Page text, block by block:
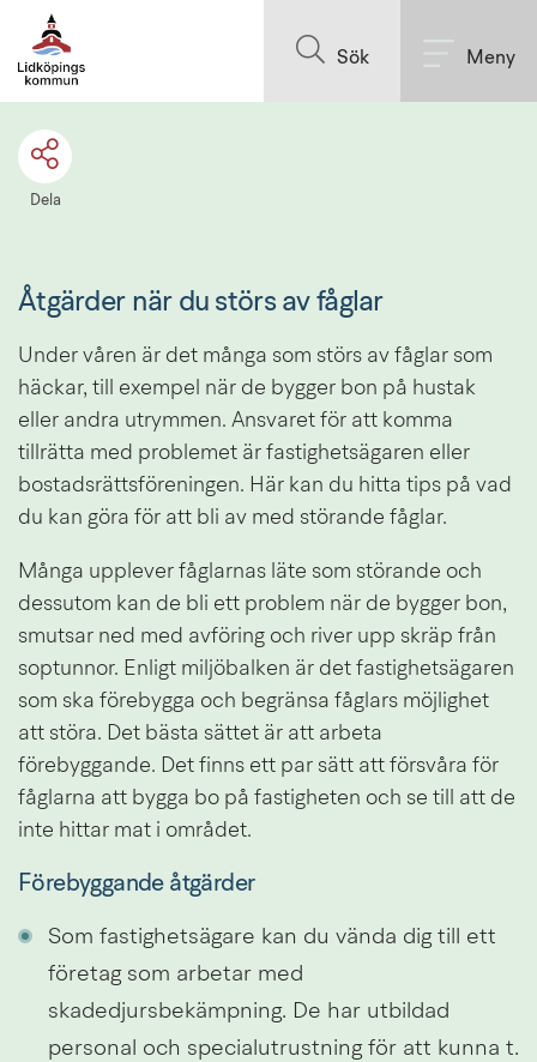
Sök Meny
Dela
Åtgärder när du störs av fåglar
Under våren är det många som störs av fåglar som
häckar, till exempel när de bygger bon på hustak
eller andra utrymmen. Ansvaret för att komma
tillrätta med problemet är fastighetsägaren eller
bostadsrättsföreningen. Här kan du hitta tips på vad
du kan göra för att bli av med störande fåglar.
Många upplever fåglarnas läte som störande och
dessutom kan de bli ett problem när de bygger bon,
smutsar ned med avföring och river upp skräp från
soptunnor. Enligt miljöbalken är det fastighetsägaren
som ska förebygga och begränsa fåglars möjlighet
att störa. Det bästa sättet är att arbeta
förebyggande. Det finns ett par sätt att försvåra för
fåglarna att bygga bo på fastigheten och se till att de
inte hittar mat i området.
Förebyggande åtgärder
Som fastighetsägare kan du vända dig till ett
företag som arbetar med
skadedjursbekämpning. De har utbildad
personal och specialutrustning för att kunna t.